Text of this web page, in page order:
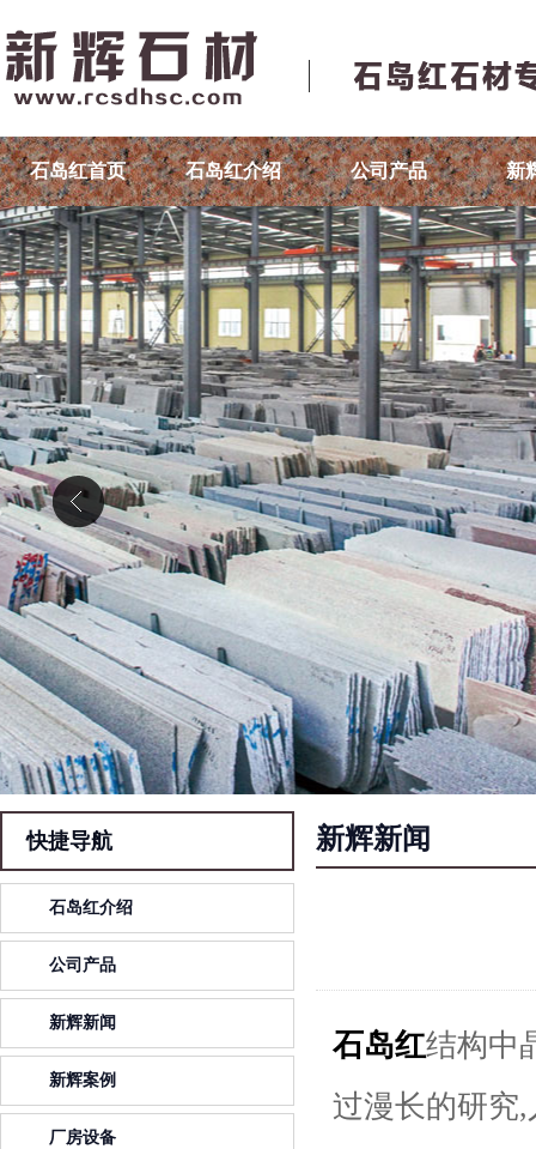
石岛红首页 石岛红介绍 公司产品 新
快捷导航
石岛红介绍
公司产品
新辉新闻
新辉案例
厂房设备
新辉新闻
石岛红结构中
过漫长的研究